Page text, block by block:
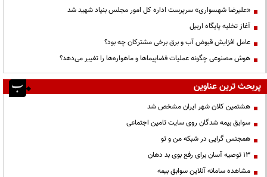
«علیرضا شهسواری» سرپرست اداره کل امور مجلس بنیاد شهید شد
آغاز تخلیه پایگاه اربیل
عامل افزایش قبوض آب و برق برخی مشترکان چه بود؟
هوش مصنوعی چگونه عملیات فضاپیماها و ماهواره‌ها را تغییر می‌دهد؟
پربحث ترین عناوین
هشتمین کلان شهر ایران مشخص شد
سوابق بیمه شدگان روی سایت تامین اجتماعی
همجنس گرایی در شبکه من و تو
13 توصیه آسان برای رفع بوی بد دهان
مشاهده سامانه آنلاين سوابق بیمه